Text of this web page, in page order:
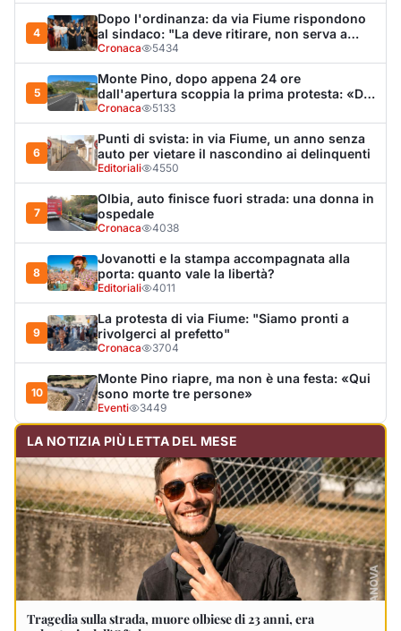
Tragedia sulla strada, muore olbiese di 23 anni, era
volontario dell'Oftal
Cronaca30.761visualizzazioni
Ultimi Necrologi Vedi tutti →
Angelo Di Pellegrini
10 agosto 2026
Erminia Carta in Mele
10 agosto 2026